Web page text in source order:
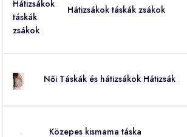
Hátizsákok táskák zsákok
Női Táskák és hátizsákok Hátizsák
Közepes kismama táska